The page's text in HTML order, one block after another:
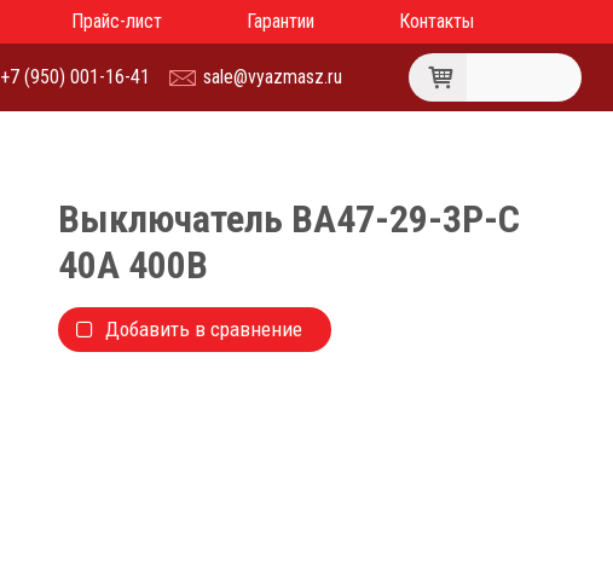
Прайс-лист Гарантии
Контакты
+7 (950) 001-16-41 sale@vyazmasz.ru
Выключатель ВА47-29-3P-C
40А 400В
Добавить в сравнение